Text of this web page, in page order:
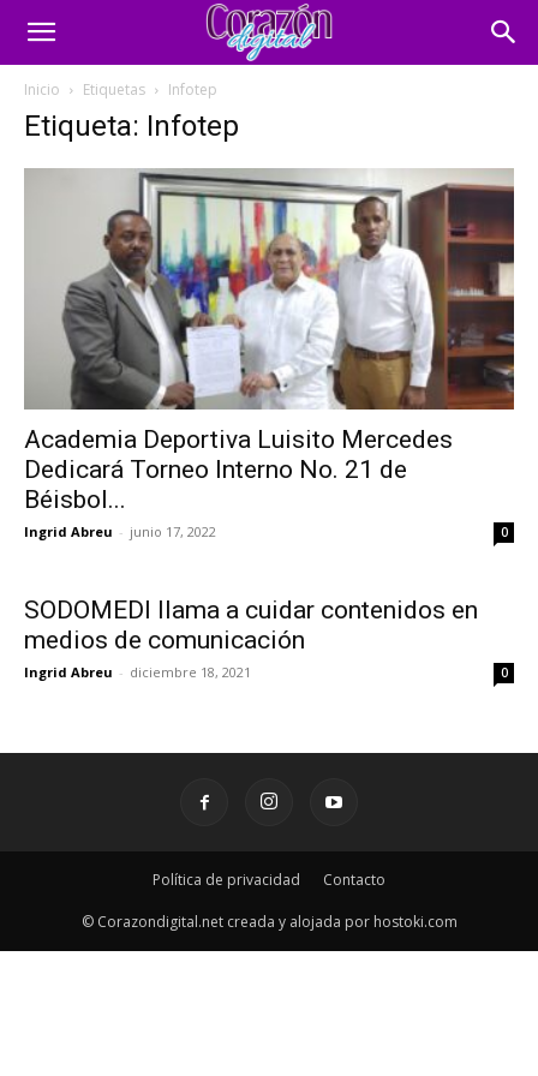
Inicio Etiquetas Infotep
Etiqueta: Infotep
Academia Deportiva Luisito Mercedes
Dedicará Torneo Interno No. 21 de
Béisbol...
Ingrid Abreu - junio 17, 2022 0
SODOMEDI llama a cuidar contenidos en
medios de comunicación
Ingrid Abreu - diciembre 18, 2021 0
Política de privacidad Contacto
© Corazondigital.net creada y alojada por hostoki.com